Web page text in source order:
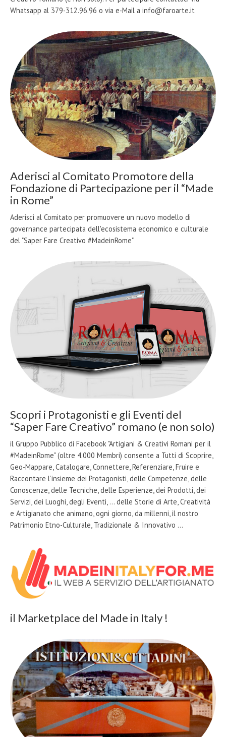
Whatsapp al 379-312.96.96 o via e-Mail a info@faroarte.it
Aderisci al Comitato Promotore della
Fondazione di Partecipazione per il “Made
in Rome”
Aderisci al Comitato per promuovere un nuovo modello di
governance partecipata dell'ecosistema economico e culturale
del "Saper Fare Creativo #MadeinRome"
Scopri i Protagonisti e gli Eventi del
“Saper Fare Creativo” romano (e non solo)
il Gruppo Pubblico di Facebook "Artigiani & Creativi Romani per il
#MadeinRome" (oltre 4.000 Membri) consente a Tutti di Scoprire,
Geo-Mappare, Catalogare, Connettere, Referenziare, Fruire e
Raccontare l’insieme dei Protagonisti, delle Competenze, delle
Conoscenze, delle Tecniche, delle Esperienze, dei Prodotti, dei
Servizi, dei Luoghi, degli Eventi, … delle Storie di Arte, Creatività
e Artigianato che animano, ogni giorno, da millenni, il nostro
Patrimonio Etno-Culturale, Tradizionale & Innovativo …
il Marketplace del Made in Italy !